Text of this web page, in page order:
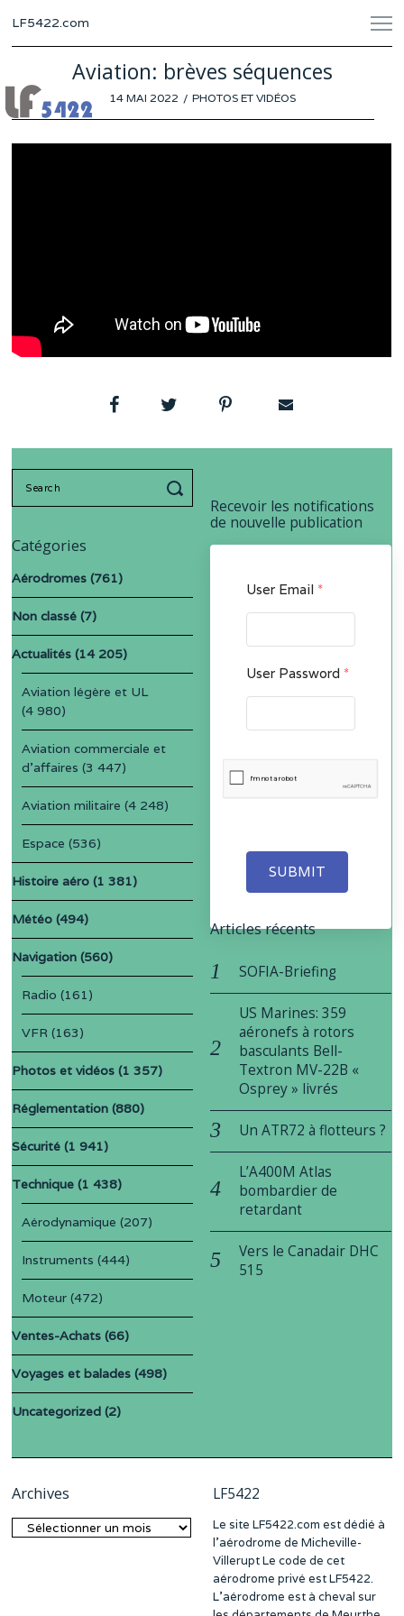
LF5422.com
Aviation: brèves séquences
POSTED
14 MAI 2022 9 PHOTOS ET VIDÉOS
Recevoir les notifications
de nouvelle publication
User Email *
User Password *
SUBMIT
Catégories
Aérodromes (761)
Non classé (7)
Actualités (14 205)
Aviation légère et UL
(4 980)
Aviation commerciale et
d'affaires (3 447)
Aviation militaire (4 248)
Espace (536)
Histoire aéro (1 381)
Météo (494)
Navigation (560)
Radio (161)
VFR (163)
Photos et vidéos (1 357)
Réglementation (880)
Sécurité (1 941)
Technique (1 438)
Aérodynamique (207)
Instruments (444)
Moteur (472)
Ventes-Achats (66)
Voyages et balades (498)
Uncategorized (2)
Articles récents
SOFIA-Briefing
US Marines: 359
aéronefs à rotors
basculants Bell-
Textron MV-22B «
Osprey » livrés
Un ATR72 à flotteurs ?
L’A400M Atlas
bombardier de
retardant
Vers le Canadair DHC
515
Archives
Archives
LF5422
Le site LF5422.com est dédié à
l’aérodrome de Micheville-
Villerupt Le code de cet
aérodrome privé est LF5422.
L’aérodrome est à cheval sur